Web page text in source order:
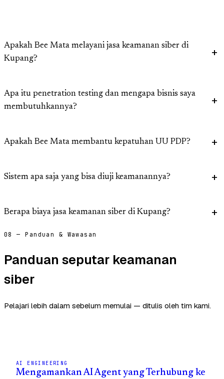
Apakah Bee Mata melayani jasa keamanan siber di
Kupang?
Apa itu penetration testing dan mengapa bisnis saya
membutuhkannya?
Apakah Bee Mata membantu kepatuhan UU PDP?
Sistem apa saja yang bisa diuji keamanannya?
Berapa biaya jasa keamanan siber di Kupang?
08 — Panduan & Wawasan
Panduan seputar keamanan
siber
Pelajari lebih dalam sebelum memulai — ditulis oleh tim kami.
AI ENGINEERING
Mengamankan AI Agent yang Terhubung ke